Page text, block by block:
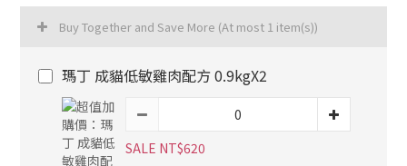
Buy Together and Save More (At most 1 item(s))
瑪丁 成貓低敏雞肉配方 0.9kgX2
SALE NT$620